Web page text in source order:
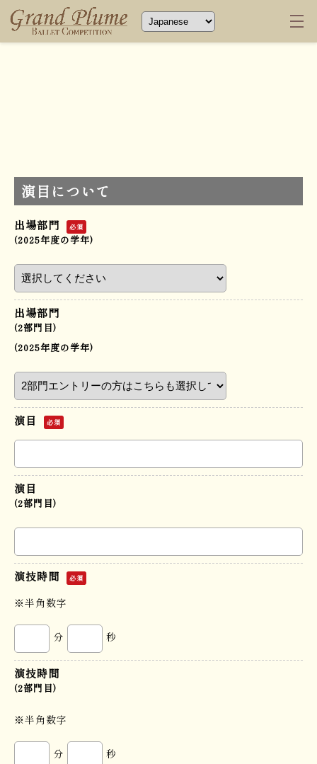
演目について
出場部門 必須
(2025年度の学年)
出場部門
(2部門目)
(2025年度の学年)
演目 必須
演目
(2部門目)
演技時間 必須
※半角数字
分 秒
演技時間
(2部門目)
※半角数字
分 秒